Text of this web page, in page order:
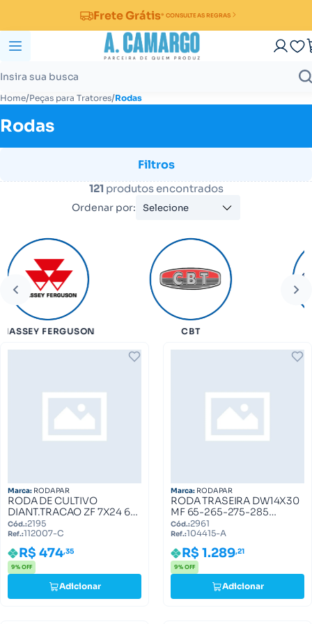
Frete Grátis* CONSULTE AS REGRAS
Home/Peças para Tratores/Rodas
Rodas
MASSEY FERGUSON CBT
Filtros
121 produtos encontrados
Ordenar por: Selecione
Marca: RODAPAR
RODA DE CULTIVO
DIANT.TRACAO ZF 7X24 6-
PRES. 3408340 112007-C
Cód.:2195
Ref.:112007-C
R$ 474,35
9% OFF
Adicionar
Marca: RODAPAR
RODA TRASEIRA DW14X30
MF 65-265-275-285
(882230) 104415-A
Cód.:2961
Ref.:104415-A
R$ 1.289,21
9% OFF
Adicionar